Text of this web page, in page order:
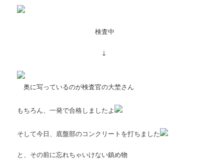
検査中
↓
奥に写っているのが検査官の大埜さん
もちろん、一発で合格しましたよ
そして今日、底盤部のコンクリートを打ちました
と、その前に忘れちゃいけない鎮め物